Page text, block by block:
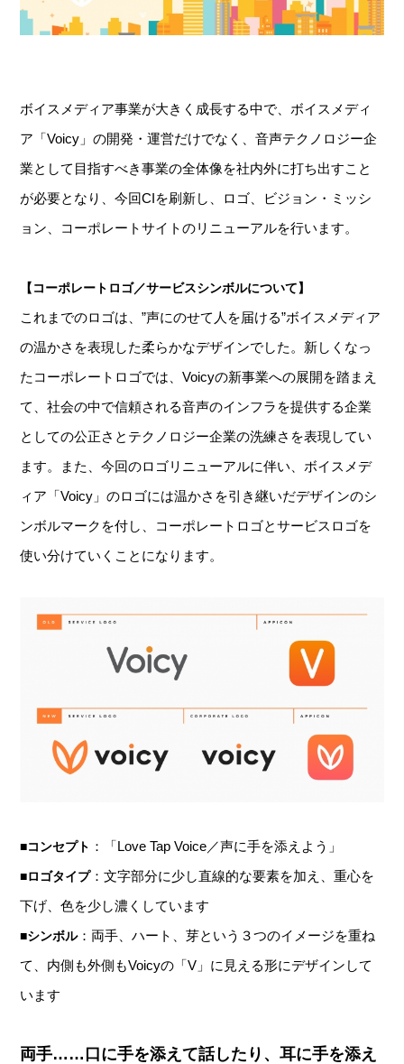
ボイスメディア事業が大きく成長する中で、ボイスメディ
ア「Voicy」の開発・運営だけでなく、音声テクノロジー企
業として目指すべき事業の全体像を社内外に打ち出すこと
が必要となり、今回CIを刷新し、ロゴ、ビジョン・ミッシ
ョン、コーポレートサイトのリニューアルを行います。
【コーポレートロゴ／サービスシンボルについて】
これまでのロゴは、”声にのせて人を届ける”ボイスメディア
の温かさを表現した柔らかなデザインでした。新しくなっ
たコーポレートロゴでは、Voicyの新事業への展開を踏まえ
て、社会の中で信頼される音声のインフラを提供する企業
としての公正さとテクノロジー企業の洗練さを表現してい
ます。また、今回のロゴリニューアルに伴い、ボイスメデ
ィア「Voicy」のロゴには温かさを引き継いだデザインのシ
ンボルマークを付し、コーポレートロゴとサービスロゴを
使い分けていくことになります。
■コンセプト ：「Love Tap Voice／声に手を添えよう」
■ロゴタイプ：文字部分に少し直線的な要素を加え、重心を
下げ、色を少し濃くしています
■シンボル：両手、ハート、芽という３つのイメージを重ね
て、内側も外側もVoicyの「V」に見える形にデザインして
います
両手……口に手を添えて話したり、耳に手を添え